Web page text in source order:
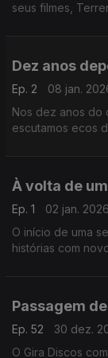
seus filmes,
Dez anos
Ep. 2
08 jan.
Nos dez anos do
escutamos ecos
À volta de
Ep. 1
02 jan. 2026
O início de uma
histórias com
Passagem
Ep. 52
30 dez.
O Gira Discos